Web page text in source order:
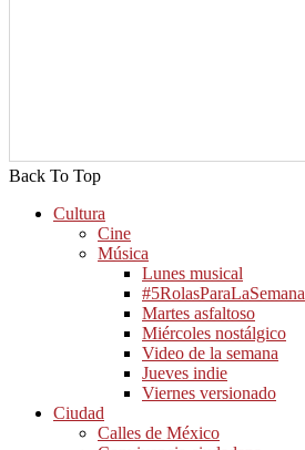
Back To Top
Cultura
Cine
Música
Lunes musical
#5RolasParaLaSemana
Martes asfaltoso
Miércoles nostálgico
Video de la semana
Jueves indie
Viernes versionado
Ciudad
Calles de México